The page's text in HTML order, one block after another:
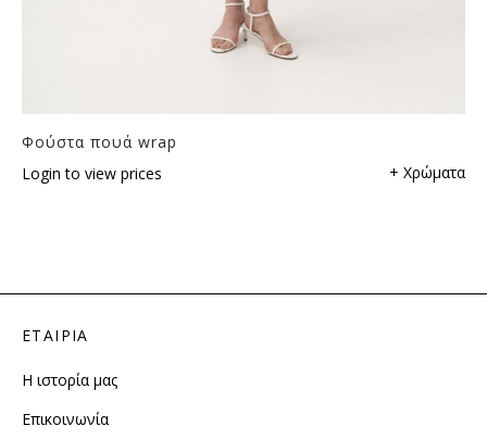
Φούστα πουά wrap
Login to view prices
+ Χρώματα
ΕΤΑΙΡΙΑ
Η ιστορία μας
Επικοινωνία